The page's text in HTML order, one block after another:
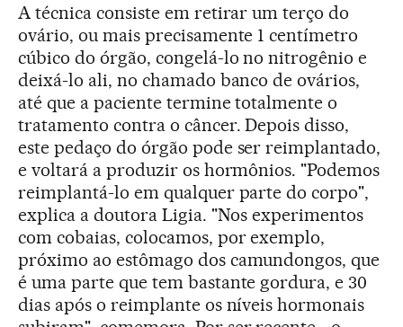
A técnica consiste em retirar um terço do
ovário, ou mais precisamente 1 centímetro
cúbico do órgão, congelá-lo no nitrogênio e
deixá-lo ali, no chamado banco de ovários,
até que a paciente termine totalmente o
tratamento contra o câncer. Depois disso,
este pedaço do órgão pode ser reimplantado,
e voltará a produzir os hormônios. "Podemos
reimplantá-lo em qualquer parte do corpo",
explica a doutora Ligia. "Nos experimentos
com cobaias, colocamos, por exemplo,
próximo ao estômago dos camundongos, que
é uma parte que tem bastante gordura, e 30
dias após o reimplante os níveis hormonais